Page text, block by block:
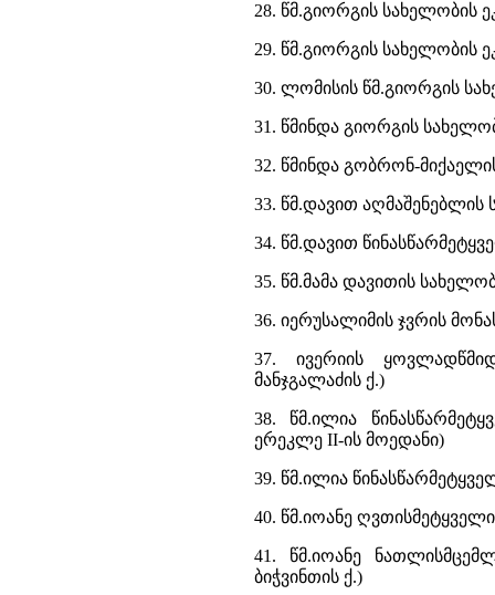
28. წმ.გიორგის სახელობის
29. წმ.გიორგის სახელობის
30. ლომისის წმ.გიორგის
31. წმინდა გიორგის
32. წმინდა გობრონ-
33. წმ.დავით აღმაშენებლის
34. წმ.დავით
35. წმ.მამა დავითის
36. იერუსალიმის ჯვრის
37. ივერიის
მანჯგალაძის ქ.)
38. წმ.ილია
ერეკლე II-ის მოედანი)
39. წმ.ილია
40. წმ.იოანე
41. წმ.იოანე
ბიჭვინთის ქ.)